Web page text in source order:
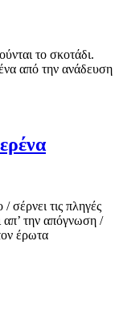
το σκοτάδι.
από την ανάδευση
τις πληγές
απ’ την απόγνωση /
έρωτα